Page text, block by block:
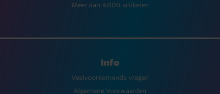
Meer dan 9.000 artikelen
Info
Veelvoorkomende vragen
Algemene Voorwaarden